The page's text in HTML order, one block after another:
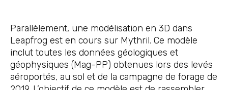
Parallèlement, une modélisation en 3D dans
Leapfrog est en cours sur Mythril. Ce modèle
inclut toutes les données géologiques et
géophysiques (Mag-PP) obtenues lors des levés
aéroportés, au sol et de la campagne de forage de